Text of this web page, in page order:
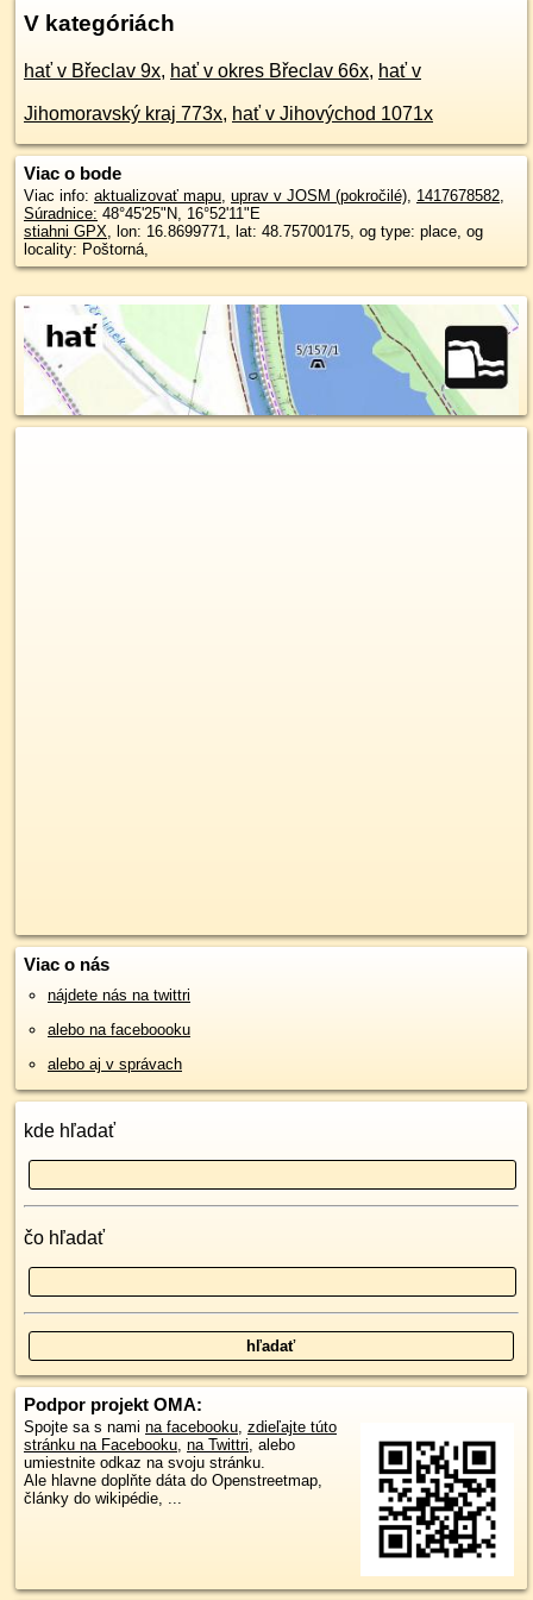
V kategóriách
hať v Břeclav 9x, hať v okres Břeclav 66x, hať v
Jihomoravský kraj 773x, hať v Jihovýchod 1071x
Viac o bode
Viac info: aktualizovať mapu, uprav v JOSM (pokročilé), 1417678582,
Súradnice: 48°45'25"N, 16°52'11"E
stiahni GPX, lon: 16.8699771, lat: 48.75700175, og type: place, og
locality: Poštorná,
Viac o nás
nájdete nás na twittri
alebo na faceboooku
alebo aj v správach
kde hľadať
čo hľadať
Podpor projekt OMA:
Spojte sa s nami na facebooku, zdieľajte túto
stránku na Facebooku, na Twittri, alebo
umiestnite odkaz na svoju stránku.
Ale hlavne doplňte dáta do Openstreetmap,
články do wikipédie, ...